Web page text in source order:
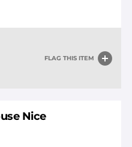
FLAG THIS ITEM
Nice